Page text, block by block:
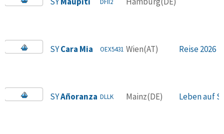
DFII2
SYCara Mia OEX5431 Wien(AT) Reise 2026
SYAñoranza DLLK Mainz(DE) Leben auf